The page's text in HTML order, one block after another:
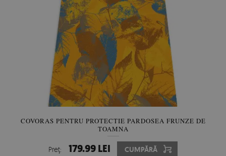
COVORAS PENTRU PROTECTIE PARDOSEA FRUNZE DE
TOAMNA
Preţ: 179.99 LEI CUMPĂRĂ